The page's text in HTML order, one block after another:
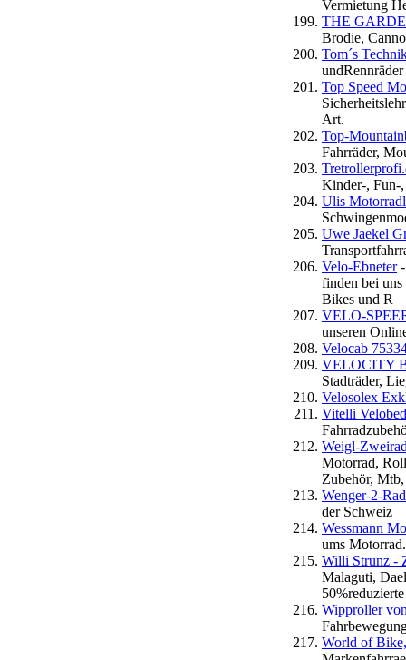
Vermietung
THE
Brodie,
Tom´s
Top Speed
Art.
Top-
Fahrräder,
Kinder-, Fun-,
Ulis
Uwe Jaekel
Velo-Ebneter-
finden bei
Bikes und R
VELO-
unseren
Velocab
VELOCITY
Stadträder,
Velosolex
Vitelli
Weigl-
Motorrad,
Zubehör,
Wenger-2-
der Schweiz
Wessmann
ums
Willi Strunz -
Malaguti,
Wipproller
World of